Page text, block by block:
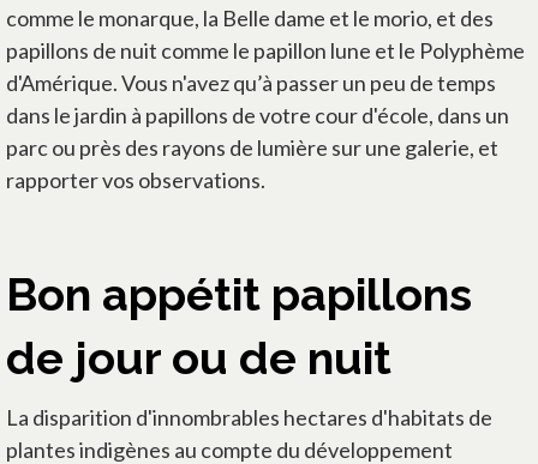
comme le monarque, la Belle dame et le morio, et des
papillons de nuit comme le papillon lune et le Polyphème
d'Amérique. Vous n'avez qu’à passer un peu de temps
dans le jardin à papillons de votre cour d'école, dans un
parc ou près des rayons de lumière sur une galerie, et
rapporter vos observations.
Bon appétit papillons
de jour ou de nuit
La disparition d'innombrables hectares d'habitats de
plantes indigènes au compte du développement